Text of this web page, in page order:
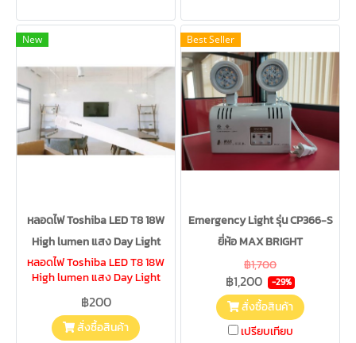
New
หลอดไฟ Toshiba LED T8 18W
High lumen แสง Day Light
หลอดไฟ Toshiba LED T8 18W
High lumen แสง Day Light
฿200
สั่งซื้อสินค้า
Best Seller
Emergency Light รุ่น CP366-S
ยี่ห้อ MAX BRIGHT
฿1,700
฿1,200 -29%
สั่งซื้อสินค้า
เปรียบเทียบ